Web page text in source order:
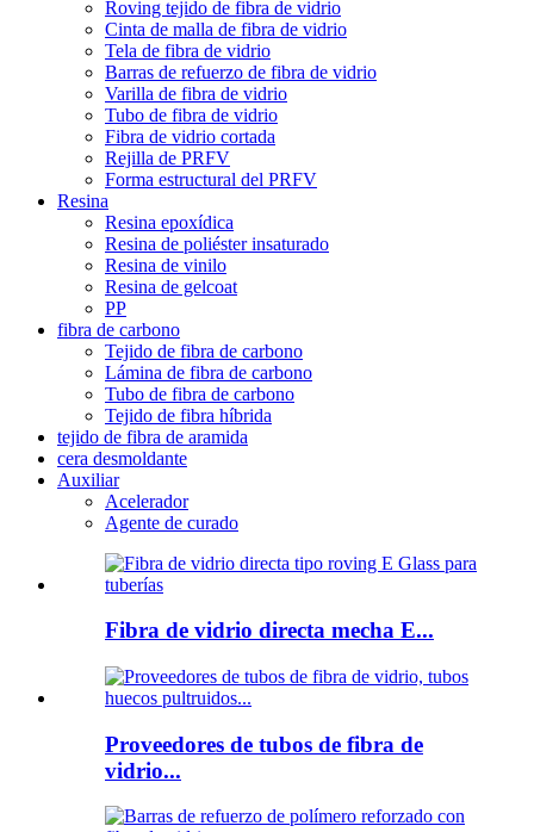
Roving tejido de fibra de vidrio
Cinta de malla de fibra de vidrio
Tela de fibra de vidrio
Barras de refuerzo de fibra de vidrio
Varilla de fibra de vidrio
Tubo de fibra de vidrio
Fibra de vidrio cortada
Rejilla de PRFV
Forma estructural del PRFV
Resina
Resina epoxídica
Resina de poliéster insaturado
Resina de vinilo
Resina de gelcoat
PP
fibra de carbono
Tejido de fibra de carbono
Lámina de fibra de carbono
Tubo de fibra de carbono
Tejido de fibra híbrida
tejido de fibra de aramida
cera desmoldante
Auxiliar
Acelerador
Agente de curado
Fibra de vidrio directa mecha E...
Proveedores de tubos de fibra de
vidrio...